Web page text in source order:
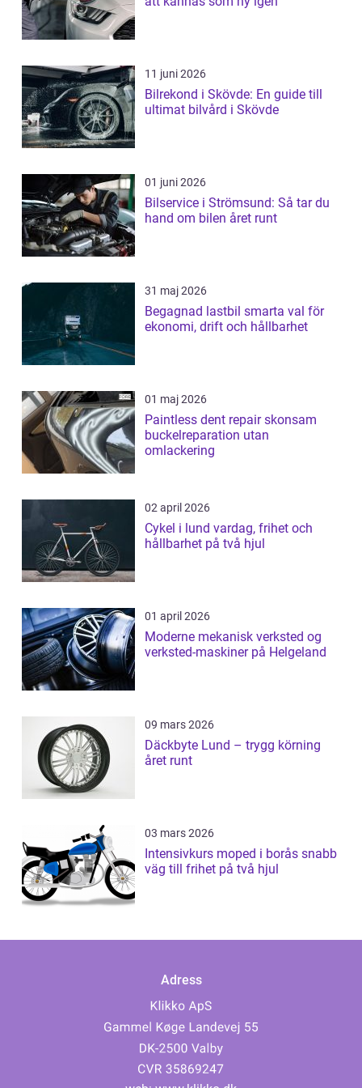
11 juni 2026
Bilrekond i Skövde: En guide till
ultimat bilvård i Skövde
01 juni 2026
Bilservice i Strömsund: Så tar du
hand om bilen året runt
31 maj 2026
Begagnad lastbil smarta val för
ekonomi, drift och hållbarhet
01 maj 2026
Paintless dent repair skonsam
buckelreparation utan
omlackering
02 april 2026
Cykel i lund vardag, frihet och
hållbarhet på två hjul
01 april 2026
Moderne mekanisk verksted og
verksted-maskiner på Helgeland
09 mars 2026
Däckbyte Lund – trygg körning
året runt
03 mars 2026
Intensivkurs moped i borås snabb
väg till frihet på två hjul
Adress